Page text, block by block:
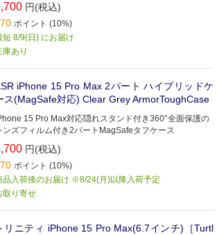
円(税込)
ポイント (10%)
短 8/9(日) にお届け
庫あり
iPhone 15 Pro Max 2パート ハイブリッドケ
ス(MagSafe対応) Clear Grey ArmorToughCase
15 Pro Max対応隠れスタンド付き360°全面保護の
ンズフィルム付き2パートMagSafeタフケース
円(税込)
ポイント (10%)
品入荷後のお届け ※8/24(月)以降入荷予定
取り寄せ
リニティ iPhone 15 Pro Max(6.7インチ)［Turtl